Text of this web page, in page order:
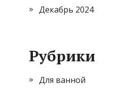
Декабрь 2024
Рубрики
Для ванной